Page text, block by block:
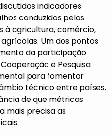
indicadores
conduzidos pelos
à agricultura, comércio,
Um dos pontos
da participação
e Pesquisa
para fomentar
técnico entre países.
de que métricas
mais precisa as